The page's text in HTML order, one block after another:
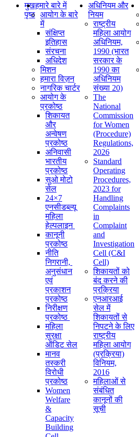
मुख
पृष्ठ
हमारे बारे में
आयोग के बारे
में
संक्षिप्‍त
इतिहास
संरचना
अधिदेश
मिशन
हमारा विज़न
नागरिक चार्टर
आयोग के
प्रकोष्ठ
शिकायत
और
अन्वेषण
प्रकोष्ठ
अनिवासी
भारतीय
प्रकोष्ठ
सुओ मोटो
सेल
24×7
एनसीडब्ल्यू
महिला
हेल्पलाइन
कानूनी
प्रकोष्ठ
नीति
निगरानी, ​​
अनुसंधान
एवं
प्रकाशन
प्रकोष्ठ
निरीक्षण
प्रकोष्ठ
महिला
सुरक्षा
ऑडिट सेल
मानव
तस्करी
विरोधी
प्रकोष्ठ
Women
Welfare
&
Capacity
Building
अधिनियम और
नियम
राष्ट्रीय
महिला आयोग
अधिनियम,
1990 (भारत
सरकार के
1990 का
अधिनियम
संख्या 20)
The
National
Commission
for Women
(Procedure)
Regulations,
2026
Standard
Operating
Procedures,
2023 for
Handling
Complaints
in
Complaint
and
Investigation
Cell (C&I
Cell)
शिकायतों को
बंद करने की
प्रक्रिया
एनआरआई
सेल में
शिकायतों से
निपटने के लिए
राष्ट्रीय
महिला आयोग
(प्रक्रिया)
विनियम,
2016
महिलाओं से
संबंधित
कानूनों की
सूची